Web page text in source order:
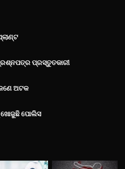
ପ୍ରସ୍ତୁତକାରୀ
ଅଟକ
ପୋଲିସ